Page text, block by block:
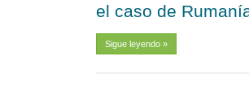
el caso de
Sigue leyendo »